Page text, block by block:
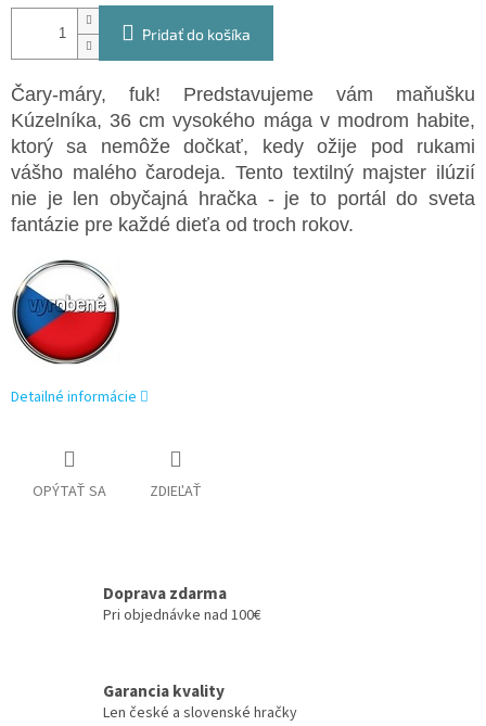
Pridať do košíka
Čary-máry, fuk! Predstavujeme vám maňušku
Kúzelníka, 36 cm vysokého mága v modrom habite,
ktorý sa nemôže dočkať, kedy ožije pod rukami
vášho malého čarodeja. Tento textilný majster ilúzií
nie je len obyčajná hračka - je to portál do sveta
fantázie pre každé dieťa od troch rokov.
Detailné informácie
OPÝTAŤ SA ZDIEĽAŤ
Doprava zdarma
Pri objednávke nad 100€
Garancia kvality
Len české a slovenské hračky